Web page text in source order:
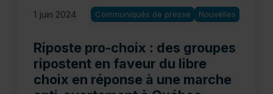
1 juin 2024 Communiqués de presse Nouvelles
Riposte pro-choix : des groupes
ripostent en faveur du libre
choix en réponse à une marche